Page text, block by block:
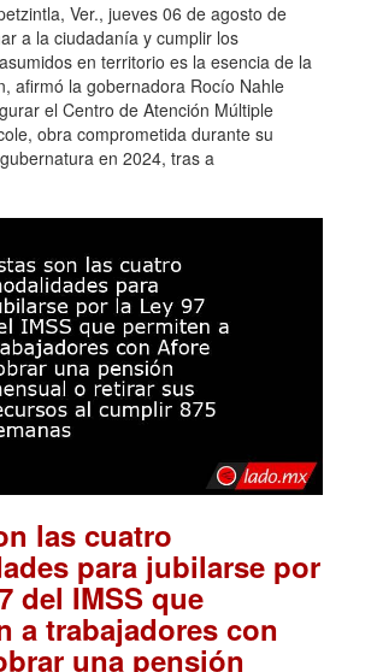
Ver., jueves 06 de agosto de
a la ciudadanía y cumplir los
en territorio es la esencia de la
afirmó la gobernadora Rocío Nahle
el Centro de Atención Múltiple
obra comprometida durante su
en 2024, tras a
las cuatro
para jubilarse por
del IMSS que
a trabajadores con
una pensión